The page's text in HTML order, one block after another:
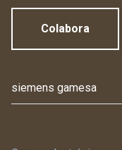
Colabora